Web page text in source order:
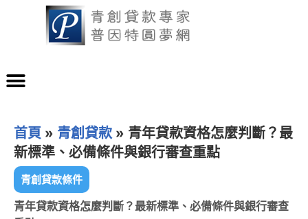
首頁 » 青創貸款» 青年貸款資格怎麼判斷？最
新標準、必備條件與銀行審查重點
青創貸款條件
青年貸款資格怎麼判斷？最新標準、必備條件與銀行審查